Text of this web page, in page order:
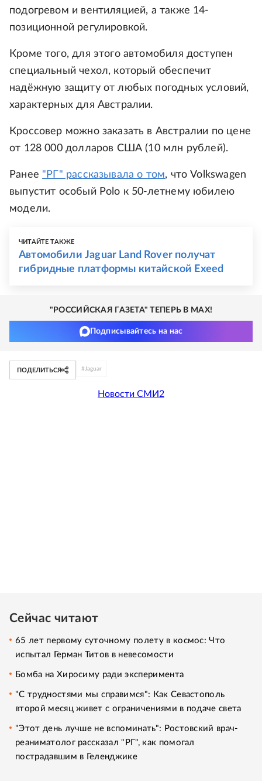
подогревом и вентиляцией, а также 14-
позиционной регулировкой.
Кроме того, для этого автомобиля доступен
специальный чехол, который обеспечит
надёжную защиту от любых погодных условий,
характерных для Австралии.
Кроссовер можно заказать в Австралии по цене
от 128 000 долларов США (10 млн рублей).
Ранее "РГ" рассказывала о том, что Volkswagen
выпустит особый Polo к 50-летнему юбилею
модели.
ЧИТАЙТЕ ТАКЖЕ
Автомобили Jaguar Land Rover получат
гибридные платформы китайской Exeed
"РОССИЙСКАЯ ГАЗЕТА" ТЕПЕРЬ В MAX!
Подписывайтесь на нас
ПОДЕЛИТЬСЯ #Jaguar
Новости СМИ2
Сейчас читают
65 лет первому суточному полету в космос: Что
испытал Герман Титов в невесомости
Бомба на Хиросиму ради эксперимента
"С трудностями мы справимся": Как Севастополь
второй месяц живет с ограничениями в подаче света
"Этот день лучше не вспоминать": Ростовский врач-
реаниматолог рассказал "РГ", как помогал
пострадавшим в Геленджике